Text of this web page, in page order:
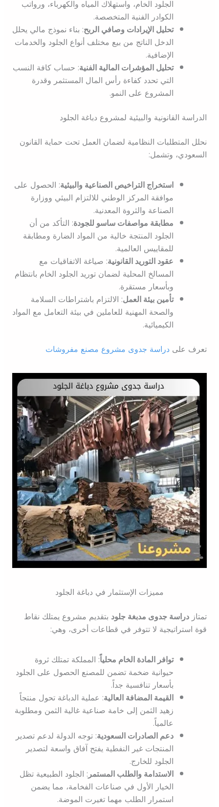
الجلود الخام، واستهلاك المياه والكهرباء، ورواتب
الكوادر الفنية المتخصصة.
تحليل الإيرادات وصافي الربح: بناء نموذج مالي يحلل
الدخل الناتج من بيع مختلف أنواع الجلود والخدمات
الإضافية.
تحليل المؤشرات المالية الفنية: حساب كافة النسب
التي تحدد كفاءة رأس المال المستثمر وقدرة
المشروع على النمو.
الدراسة القانونية والبيئية لمشروع دباغة الجلود
نحلل المتطلبات النظامية لضمان العمل تحت حماية القانون
السعودي، وتشمل:
استخراج التراخيص الصناعية والبيئية: الحصول على
موافقة المركز الوطني للالتزام البيئي ووزارة
الصناعة والثروة المعدنية.
مطابقة مواصفات ساسو للجودة: التأكد من أن
الجلود المنتجة خالية من المواد الضارة ومطابقة
للمقاييس العالمية.
عقود التوريد القانونية: صياغة الاتفاقيات مع
المسالخ المحلية لضمان توريد الجلود الخام بانتظام
وبأسعار مستقرة.
تأمين بيئة العمل: الالتزام باشتراطات السلامة
والصحة المهنية للعاملين في بيئة التعامل مع المواد
الكيميائية.
تعرف على دراسة جدوى مشروع مصنع مفروشات
مميزات الإستثمار في دباغة الجلود
تمتاز دراسة جدوى مدبغة جلودبتقديم مشروع يمتلك نقاط
قوة استراتيجية لا تتوفر في قطاعات أخرى، وهي:
توافر المادة الخام محلياً: المملكة تمتلك ثروة
حيوانية ضخمة تضمن للمصنع الحصول على الجلود
بأسعار تنافسية جداً.
القيمة المضافة العالية: عملية الدباغة تحول منتجاً
زهيد الثمن إلى خامة صناعية غالية الثمن ومطلوبة
عالمياً.
دعم الصادرات السعودية: توجه الدولة لدعم تصدير
المنتجات غير النفطية يفتح آفاق واسعة لتصدير
الجلود للخارج.
الاستدامة والطلب المستمر: الجلود الطبيعية تظل
الخيار الأول في صناعات الفخامة، مما يضمن
استمرار الطلب مهما تغيرت الموضة.